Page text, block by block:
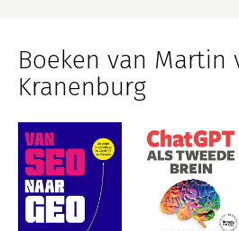
Boeken van Martin
Kranenburg